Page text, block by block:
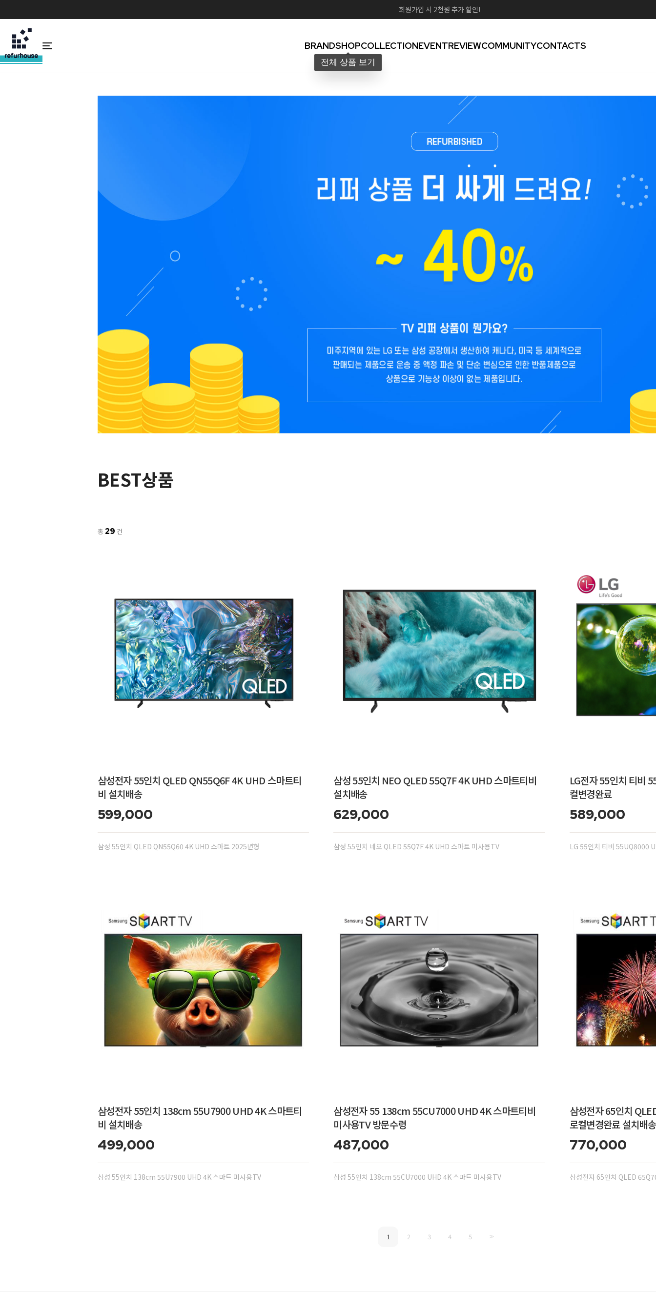
회원가입 시 2천원 추가 할인!
BRANDSHOPCOLLECTIONEVENTREVIEWCOMMUNITYCONTACTS
BEST상품
총 29 건
삼성전자 55인치 QLED QN55Q6F 4K UHD 스마트티
비 설치배송
599,000
삼성 55인치 QLED QN55Q60 4K UHD 스마트 2025년형
삼성 55인치 NEO QLED 55Q7F 4K UHD 스마트티비
설치배송
629,000
삼성 55인치 네오 QLED 55Q7F 4K UHD 스마트 미사용TV
LG전자 55인치 티비
컬변경완료
589,000
LG 55인치 티비 55UQ8000
삼성전자 55인치 138cm 55U7900 UHD 4K 스마트티
비 설치배송
499,000
삼성 55인치 138cm 55U7900 UHD 4K 스마트 미사용TV
삼성전자 55 138cm 55CU7000 UHD 4K 스마트티비
미사용TV 방문수령
487,000
삼성 55인치 138cm 55CU7000 UHD 4K 스마트 미사용TV
삼성전자 65인치
로컬변경완료 설치배
770,000
삼성전자 65인치 QLED
1 2 3 4 5 >>